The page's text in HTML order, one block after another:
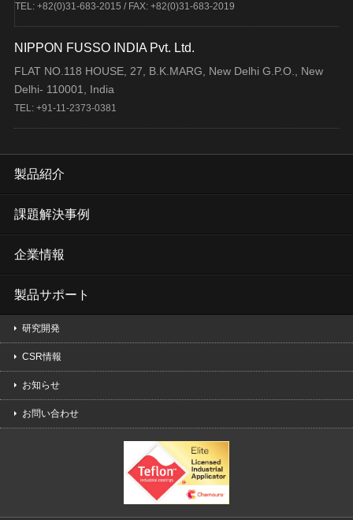
TEL: +82(0)31-683-2015 / FAX: +82(0)31-683-2019
NIPPON FUSSO INDIA Pvt. Ltd.
FLAT NO.118 HOUSE, 27, B.K.MARG, New Delhi G.P.O., New
Delhi- 110001, India
TEL: +91-11-2373-0381
製品紹介
課題解決事例
企業情報
製品サポート
研究開発
CSR情報
お知らせ
お問い合わせ